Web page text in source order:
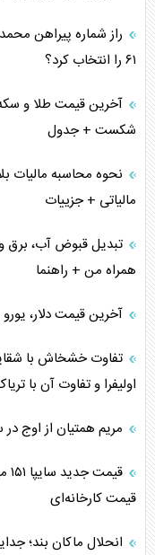
ترامپ و توهم خلع
راز شماره پیراهن
۶۱ را انتخاب کرد؟
شکست + جدول
نحوه محاسبه مالیات
مالیاتی + جزییات
تبدیل قبوض آب، برق
همراه من + راهنما
آخرین قیمت دلار، یورو و سایر ارز‌ها
تفاوت خشخاش با شقایق
اولیفرا و تفاوت آن
مریم همتیان از اوج
قیمت کارخانه‌ای
انحلال ماکان بند؛